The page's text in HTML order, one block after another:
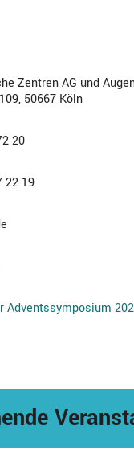
Zentren AG und
50667 Köln
20
22 19
Adventssymposium